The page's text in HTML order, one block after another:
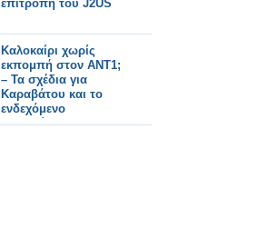
επιτροπή του J2US
Καλοκαίρι χωρίς
εκπομπή στον ΑΝΤ1;
– Τα σχέδια για
Καραβάτου και το
ενδεχόμενο
Φερεντίνου